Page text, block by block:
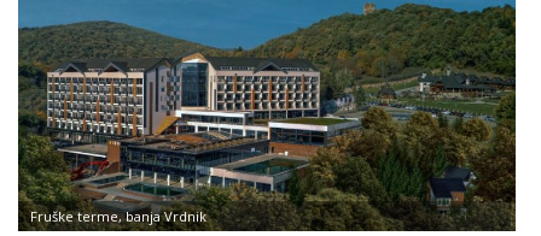
Fruške terme, banja Vrdnik